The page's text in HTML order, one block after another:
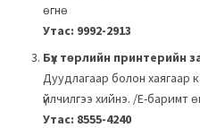
өгнө
Утас: 9992-2913
Бүх төрлийн принтерийн
Дуудлагаар болон хаягаар
үйлчилгээ хийнэ. /Е-баримт
Утас: 8555-4240